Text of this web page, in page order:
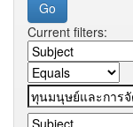
Current filters: